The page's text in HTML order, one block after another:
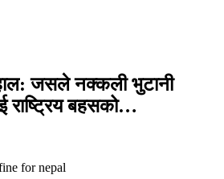
जसले नक्कली भुटानी
राष्ट्रिय बहसको…